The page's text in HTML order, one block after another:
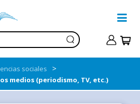
sociales >
medios (periodismo, TV, etc.)